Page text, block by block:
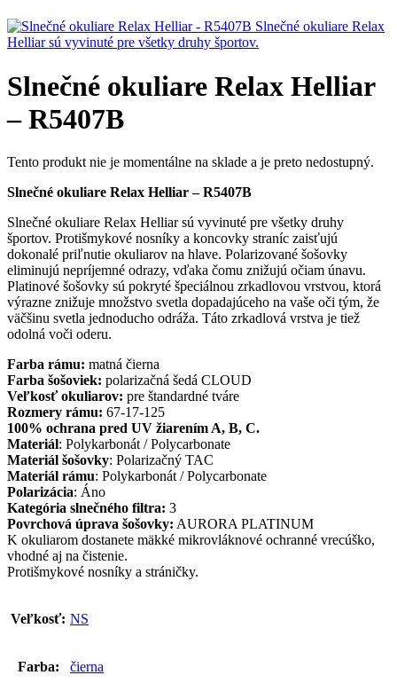
Slnečné okuliare Relax Helliar
– R5407B
Tento produkt nie je momentálne na sklade a je preto nedostupný.
Slnečné okuliare Relax Helliar – R5407B
Slnečné okuliare Relax Helliar sú vyvinuté pre všetky druhy
športov. Protišmykové nosníky a koncovky straníc zaisťujú
dokonalé priľnutie okuliarov na hlave. Polarizované šošovky
eliminujú nepríjemné odrazy, vďaka čomu znižujú očiam únavu.
Platinové šošovky sú pokryté špeciálnou zrkadlovou vrstvou, ktorá
výrazne znižuje množstvo svetla dopadajúceho na vaše oči tým, že
väčšinu svetla jednoducho odráža. Táto zrkadlová vrstva je tiež
odolná voči oderu.
Farba rámu: matná čierna
Farba šošoviek: polarizačná šedá CLOUD
Veľkosť okuliarov: pre štandardné tváre
Rozmery rámu: 67-17-125
100% ochrana pred UV žiarením A, B, C.
Materiál: Polykarbonát / Polycarbonate
Materiál šošovky: Polarizačný TAC
Materiál rámu: Polykarbonát / Polycarbonate
Polarizácia: Áno
Kategória slnečného filtra: 3
Povrchová úprava šošovky: AURORA PLATINUM
K okuliarom dostanete mäkké mikrovláknové ochranné vrecúško,
vhodné aj na čistenie.
Protišmykové nosníky a stráničky.
Veľkosť: NS
Farba: čierna